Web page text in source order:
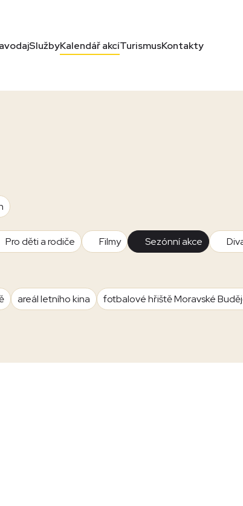
SlužbyKalendář akcíTurismusKontakty
Pro děti a rodiče Filmy Sezónní akce
areál letního kina
fotbalové hřiště Moravské